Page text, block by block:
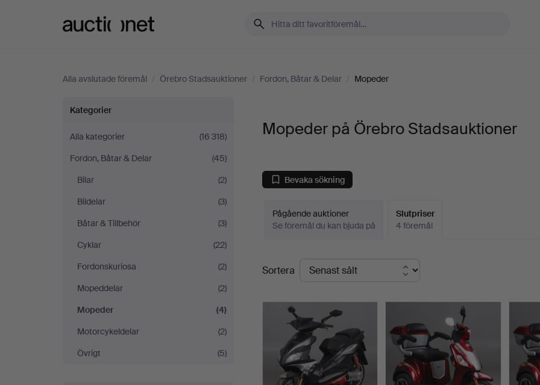
Alla avslutade föremål / Örebro Stadsauktioner / Fordon, Båtar & Delar / Mopeder
Mopeder
på
Örebro
Stadsauktioner
Kategorier
Alla kategorier
(16 318)
Fordon, Båtar & Delar
(45)
Bilar
(2)
Bildelar
(3)
Båtar & Tillbehör
(3)
Cyklar
(22)
Fordonskuriosa
(2)
Mopeddelar
(2)
Mopeder
(4)
Motorcykeldelar
(2)
Övrigt
(5)
Mopeder på Örebro Stadsauktioner
Bevaka sökning
Pågående auktioner
Se föremål du kan bjuda på
Slutpriser
4 föremål
Slutpriser
Sortera